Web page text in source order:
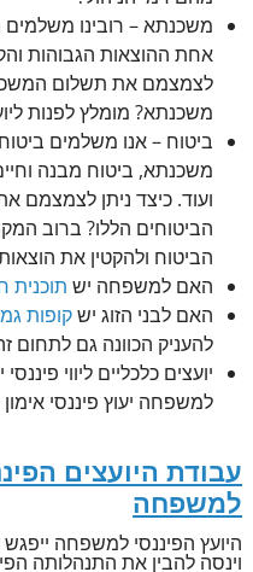
משכנתא – רובינו
אחת ההוצאות הגבוהות
לצמצמם את תשלום
משכנתא? מומלץ לפנות
ביטוח – אנו משלמים
משכנתא, ביטוח מבנה
ועוד. כיצד ניתן לצמצמם
הביטוחים הללו? ברוב
הביטוח ולהקטין את
האם למשפחה יש תוכנית
האם לבני הזוג ישקופות
להעניק הכוונה גם לתחום
יועצים כלכליים ליווי
למשפחה יעוץ פיננסי אימון
עבודת היועצים
למשפחה
היועץ הפיננסי למשפחה
וינסה להבין את התנהלותה